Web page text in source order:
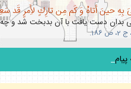
حينَ أتاهُ وَ كَم مِن تارِكٍ لأَِمرٍ قَد
بدان دست يافت با آن بدبخت شد و